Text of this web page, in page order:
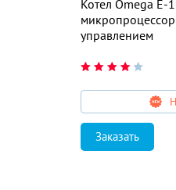
Котел Omega E-
управлением
Заказать